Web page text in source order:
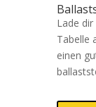
Lade
Tabelle
einen